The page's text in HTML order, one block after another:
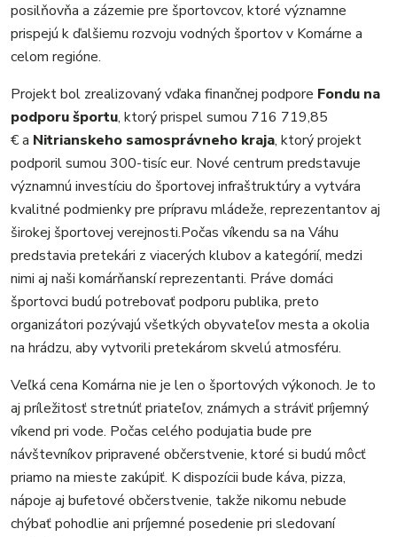
posilňovňa a zázemie pre športovcov, ktoré významne
prispejú k ďalšiemu rozvoju vodných športov v Komárne a
celom regióne.
Projekt bol zrealizovaný vďaka finančnej podpore Fondu na
podporu športu, ktorý prispel sumou 716 719,85
€ a Nitrianskeho samosprávneho kraja, ktorý projekt
podporil sumou 300-tisíc eur. Nové centrum predstavuje
významnú investíciu do športovej infraštruktúry a vytvára
kvalitné podmienky pre prípravu mládeže, reprezentantov aj
širokej športovej verejnosti.Počas víkendu sa na Váhu
predstavia pretekári z viacerých klubov a kategórií, medzi
nimi aj naši komárňanskí reprezentanti. Práve domáci
športovci budú potrebovať podporu publika, preto
organizátori pozývajú všetkých obyvateľov mesta a okolia
na hrádzu, aby vytvorili pretekárom skvelú atmosféru.
Veľká cena Komárna nie je len o športových výkonoch. Je to
aj príležitosť stretnúť priateľov, známych a stráviť príjemný
víkend pri vode. Počas celého podujatia bude pre
návštevníkov pripravené občerstvenie, ktoré si budú môcť
priamo na mieste zakúpiť. K dispozícii bude káva, pizza,
nápoje aj bufetové občerstvenie, takže nikomu nebude
chýbať pohodlie ani príjemné posedenie pri sledovaní